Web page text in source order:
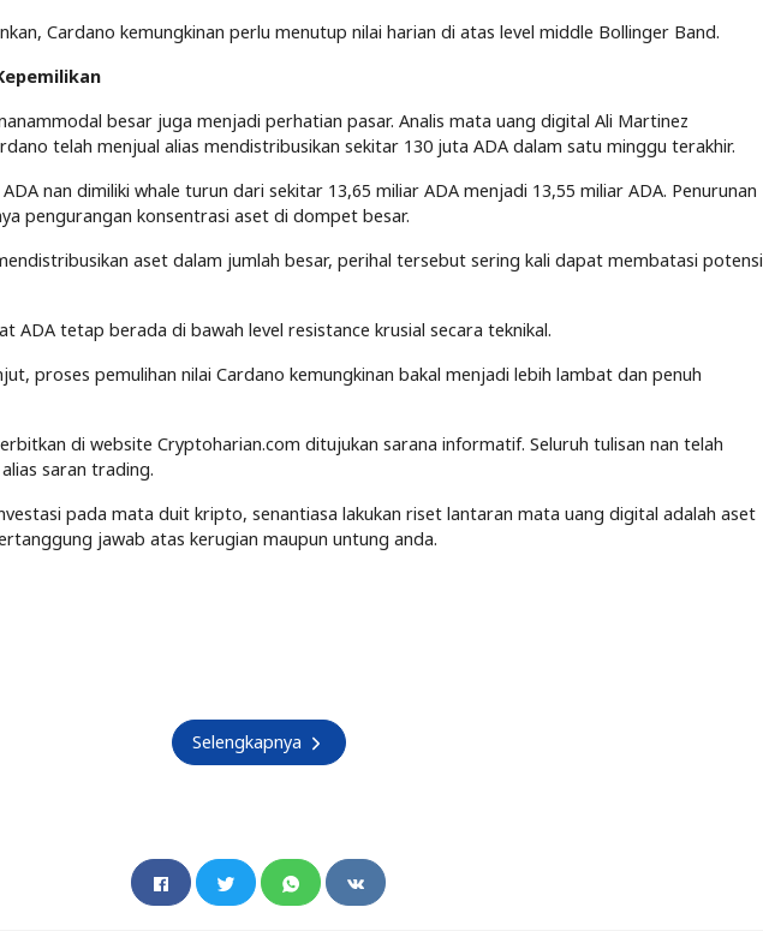
Cardano kemungkinan perlu menutup nilai harian di atas level middle Bollinger Band.
besar juga menjadi perhatian pasar. Analis mata uang digital Ali Martinez
telah menjual alias mendistribusikan sekitar 130 juta ADA dalam satu minggu terakhir.
nan dimiliki whale turun dari sekitar 13,65 miliar ADA menjadi 13,55 miliar ADA. Penurunan
pengurangan konsentrasi aset di dompet besar.
aset dalam jumlah besar, perihal tersebut sering kali dapat membatasi potensi
ADA tetap berada di bawah level resistance krusial secara teknikal.
proses pemulihan nilai Cardano kemungkinan bakal menjadi lebih lambat dan penuh
di website Cryptoharian.com ditujukan sarana informatif. Seluruh tulisan nan telah
saran trading.
pada mata duit kripto, senantiasa lakukan riset lantaran mata uang digital adalah aset
jawab atas kerugian maupun untung anda.
Selengkapnya